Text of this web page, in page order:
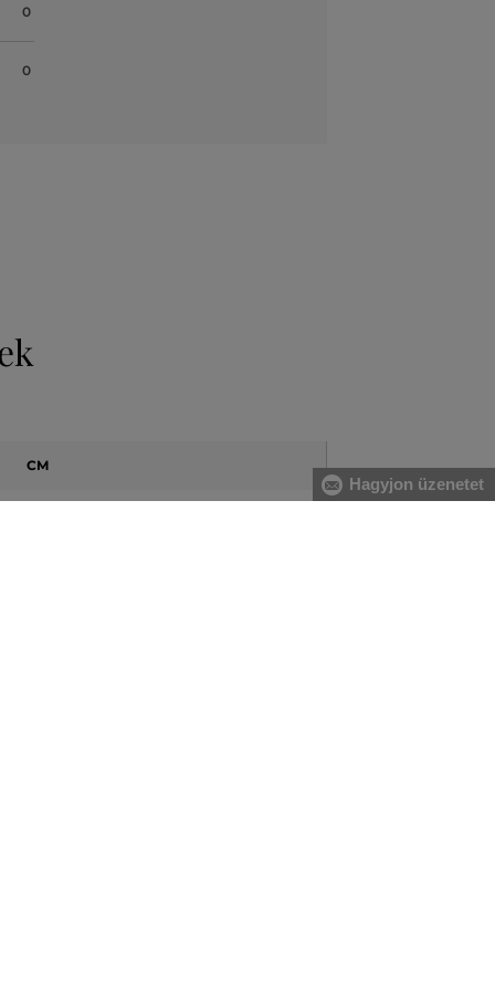
0
0
CM
Hagyjon üzenetet